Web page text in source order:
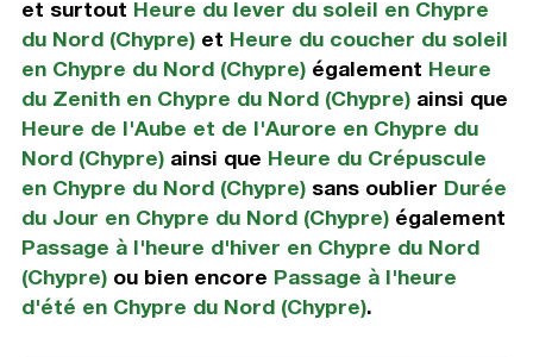
et surtout Heure du lever du soleil en Chypre
du Nord (Chypre)et Heure du coucher du soleil
en Chypre du Nord (Chypre)également Heure
du Zenith en Chypre du Nord (Chypre)ainsi que
Heure de l'Aube et de l'Aurore en Chypre du
Nord (Chypre)ainsi que Heure du Crépuscule
en Chypre du Nord (Chypre)sans oublier Durée
du Jour en Chypre du Nord (Chypre)également
Passage à l'heure d'hiver en Chypre du Nord
(Chypre)ou bien encore Passage à l'heure
d'été en Chypre du Nord (Chypre).